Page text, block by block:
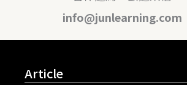
info@junlearning.com
Article